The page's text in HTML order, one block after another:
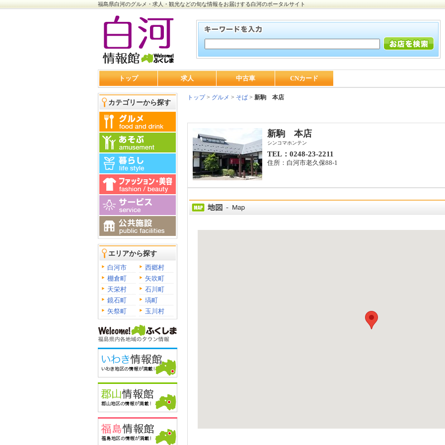
福島県白河のグルメ・求人・観光などの旬な情報をお届けする白河のポータルサイト
トップ 求人 中古車 CNカード
カテゴリーから探す
エリアから探す
白河市
西郷村
棚倉町
矢吹町
天栄村
石川町
鏡石町
塙町
矢祭町
玉川村
トップ> グルメ > そば > 新駒 本店
新駒 本店
シンコマホンテン
TEL：0248-23-2211
住所：白河市老久保88-1